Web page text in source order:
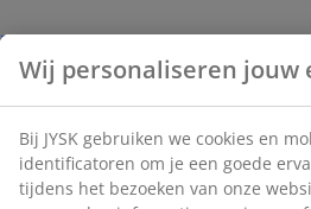
Wij personaliseren jouw
Bij JYSK gebruiken we cookies en
identificatoren om je een goede
tijdens het bezoeken van onze